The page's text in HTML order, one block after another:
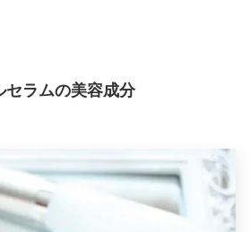
セラムの美容成分